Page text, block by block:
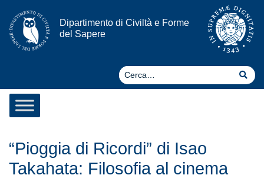
Vai al contenuto
Dipartimento di Civiltà e Forme
del Sapere
“Pioggia di Ricordi” di Isao
Takahata: Filosofia al cinema